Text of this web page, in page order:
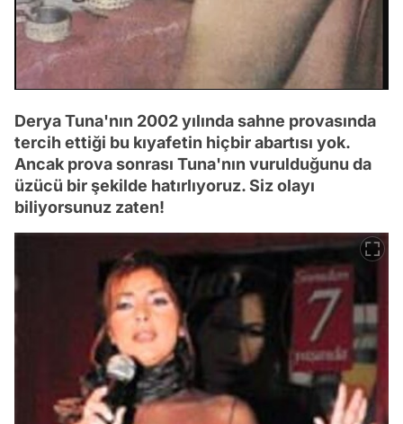
Derya Tuna'nın 2002 yılında sahne provasında
tercih ettiği bu kıyafetin hiçbir abartısı yok.
Ancak prova sonrası Tuna'nın vurulduğunu da
üzücü bir şekilde hatırlıyoruz. Siz olayı
biliyorsunuz zaten!